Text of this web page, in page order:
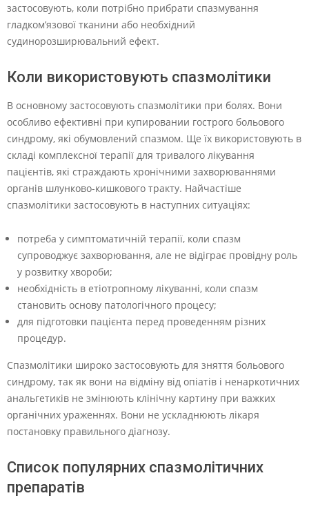
застосовують, коли потрібно прибрати спазмування
гладком’язової тканини або необхідний
судинорозширювальний ефект.
Коли використовують спазмолітики
В основному застосовують спазмолітики при болях. Вони
особливо ефективні при купировании гострого больового
синдрому, які обумовлений спазмом. Ще їх використовують в
складі комплексної терапії для тривалого лікування
пацієнтів, які страждають хронічними захворюваннями
органів шлунково-кишкового тракту. Найчастіше
спазмолітики застосовують в наступних ситуаціях:
потреба у симптоматичній терапії, коли спазм
супроводжує захворювання, але не відіграє провідну роль
у розвитку хвороби;
необхідність в етіотропному лікуванні, коли спазм
становить основу патологічного процесу;
для підготовки пацієнта перед проведенням різних
процедур.
Спазмолітики широко застосовують для зняття больового
синдрому, так як вони на відміну від опіатів і ненаркотичних
анальгетиків не змінюють клінічну картину при важких
органічних ураженнях. Вони не ускладнюють лікаря
постановку правильного діагнозу.
Список популярних спазмолітичних
препаратів